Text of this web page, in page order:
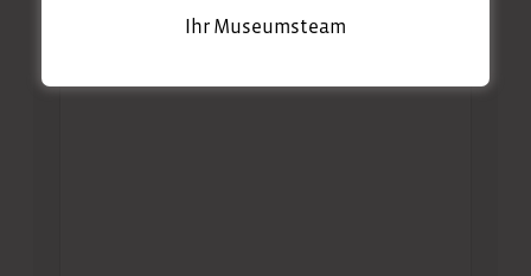
Ihr Museumsteam